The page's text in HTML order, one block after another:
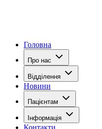
Головна
Про нас
Відділення
Новини
Пацієнтам
Інформація
Контакти